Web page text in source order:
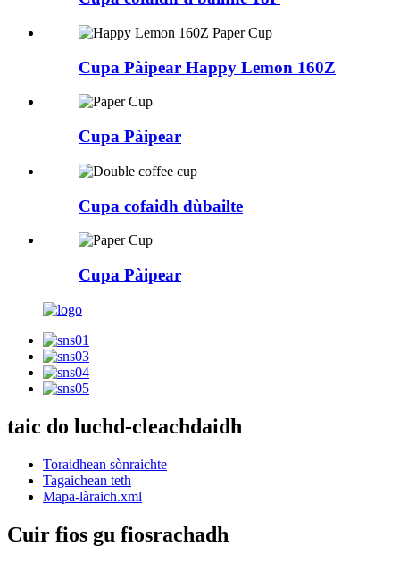
Cupa Pàipear Happy Lemon 160Z
Cupa Pàipear
Cupa cofaidh dùbailte
Cupa Pàipear
taic do luchd-cleachdaidh
Toraidhean sònraichte
Tagaichean teth
Mapa-làraich.xml
Cuir fios gu fiosrachadh